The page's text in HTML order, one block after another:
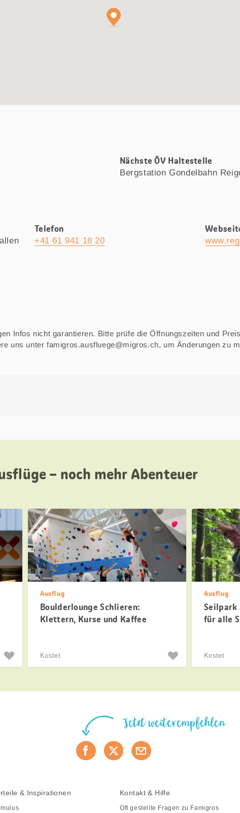
Nächste ÖV Haltestelle
Bergstation Gondelbahn
Telefon
+41 61 941 18 20
Infos nicht garantieren. Bitte prüfe die Öffnungszeiten und
uns unter famigros.ausfluege@migros.ch, um Änderungen zu
– noch mehr Abenteuer
Ausflug
Boulderlounge Schlieren:
Klettern, Kurse und Kaffee
Kostet
Ausflug
Seilpark
für alle
Kostet
Jetzt weiterempfehlen
& Inspirationen Kontakt & Hilfe
Oft gestellte Fragen zu Famigros